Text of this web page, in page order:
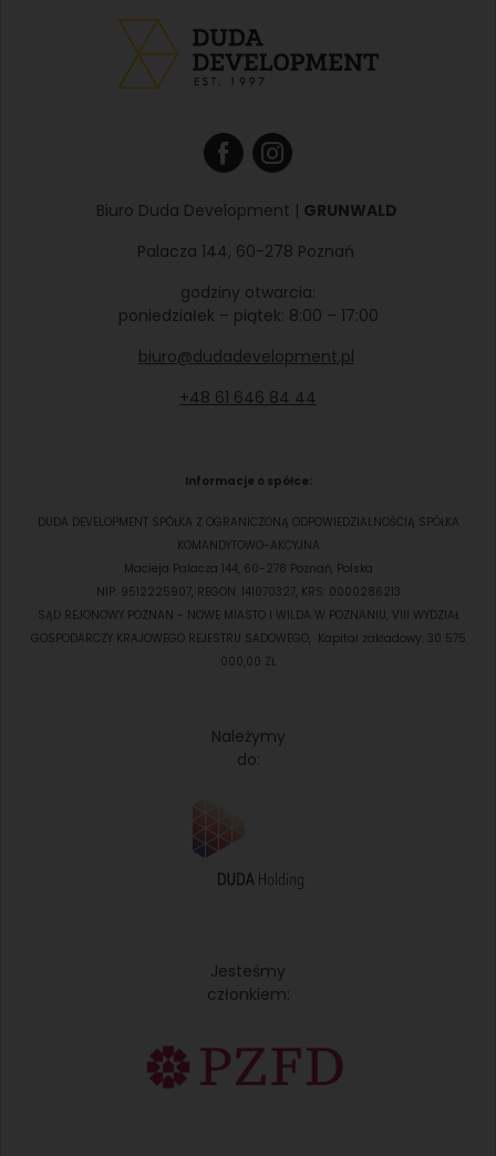
Biuro Duda Development | GRUNWALD
Palacza 144, 60-278 Poznań
godziny otwarcia:
poniedziałek – piątek: 8:00 – 17:00
biuro@dudadevelopment.pl
+48 61 646 84 44
Informacje o spółce:
DUDA DEVELOPMENT SPÓŁKA Z OGRANICZONĄ ODPOWIEDZIALNOŚCIĄ SPÓŁKA
KOMANDYTOWO-AKCYJNA
Macieja Palacza 144, 60-278 Poznań, Polska
NIP: 9512225907, REGON: 141070327, KRS: 0000286213
SĄD REJONOWY POZNAN - NOWE MIASTO I WILDA W POZNANIU, VIII WYDZIAŁ
GOSPODARCZY KRAJOWEGO REJESTRU SADOWEGO, Kapitał zakładowy: 30 575
000,00 ZŁ
Należymy
do:
Jesteśmy
członkiem: